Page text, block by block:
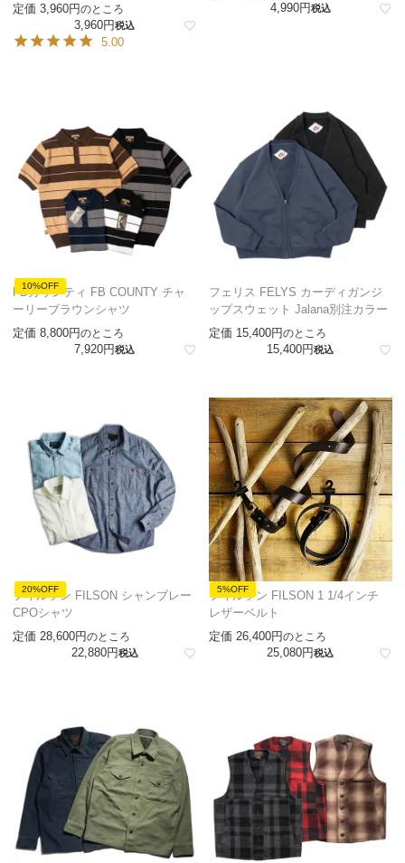
定価 3,960 のところ
3,960 税込
5.00
4,990 税込
10%OFF
FBカウンティ FB COUNTY チャ
ーリーブラウンシャツ
定価 8,800 のところ
7,920 税込
フェリス FELYS カーディガンジ
ップスウェット Jalana別注カラー
定価 15,400 のところ
15,400 税込
20%OFF
フィルソン FILSON シャンブレー
CPOシャツ
定価 28,600 のところ
22,880 税込
5%OFF
フィルソン FILSON 1 1/4インチ
レザーベルト
定価 26,400 のところ
25,080 税込